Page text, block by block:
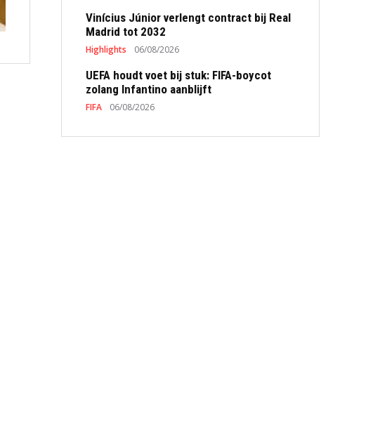
Vinícius Júnior verlengt contract bij Real
Madrid tot 2032
Highlights 06/08/2026
UEFA houdt voet bij stuk: FIFA-boycot
zolang Infantino aanblijft
FIFA 06/08/2026